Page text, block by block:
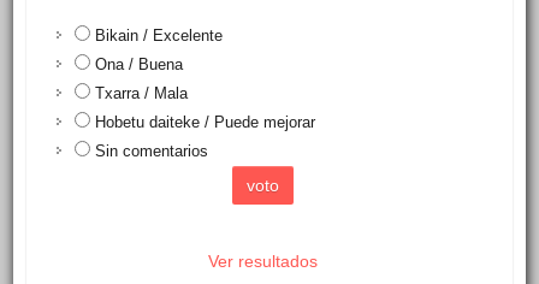
Bikain / Excelente
Ona / Buena
Txarra / Mala
Hobetu daiteke / Puede mejorar
Sin comentarios
Ver resultados